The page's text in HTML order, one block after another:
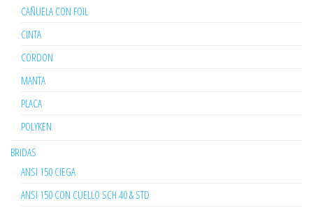
CAÑUELA CON FOIL
CINTA
CORDON
MANTA
PLACA
POLYKEN
BRIDAS
ANSI 150 CIEGA
ANSI 150 CON CUELLO SCH 40 & STD